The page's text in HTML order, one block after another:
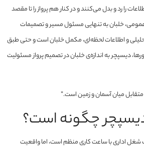
را رد و بدل می‌کنند و در کنار هم پرواز را تا مقصد
خلبان به تنهایی مسئول مسیر و تصمیمات
و اطلاعات لحظه‌ای، مکمل خلبان است و حتی طبق
دیسپچر به اندازه‌ی خلبان در تصمیم پرواز مسئولیت
میان آسمان و زمین است.”
چگونه است؟
شغل اداری با ساعت کاری منظم است، اما واقعیت